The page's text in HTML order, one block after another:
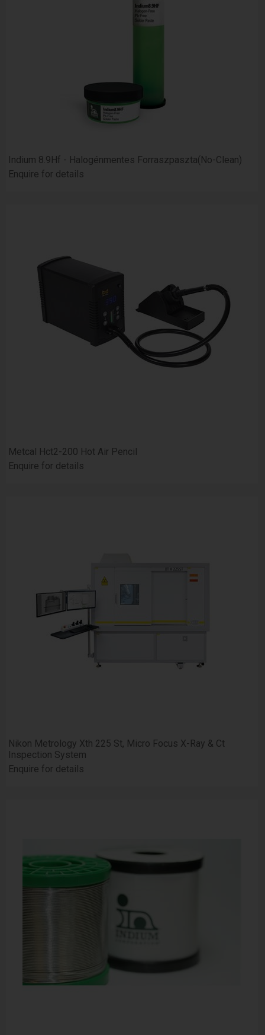
Indium 8.9Hf - Halogénmentes Forraszpaszta(No-Clean)
Enquire for details
Metcal Hct2-200 Hot Air Pencil
Enquire for details
Nikon Metrology Xth 225 St, Micro Focus X-Ray & Ct
Inspection System
Enquire for details